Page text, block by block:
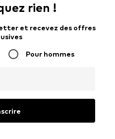
rien !
et recevez des offres
Pour hommes